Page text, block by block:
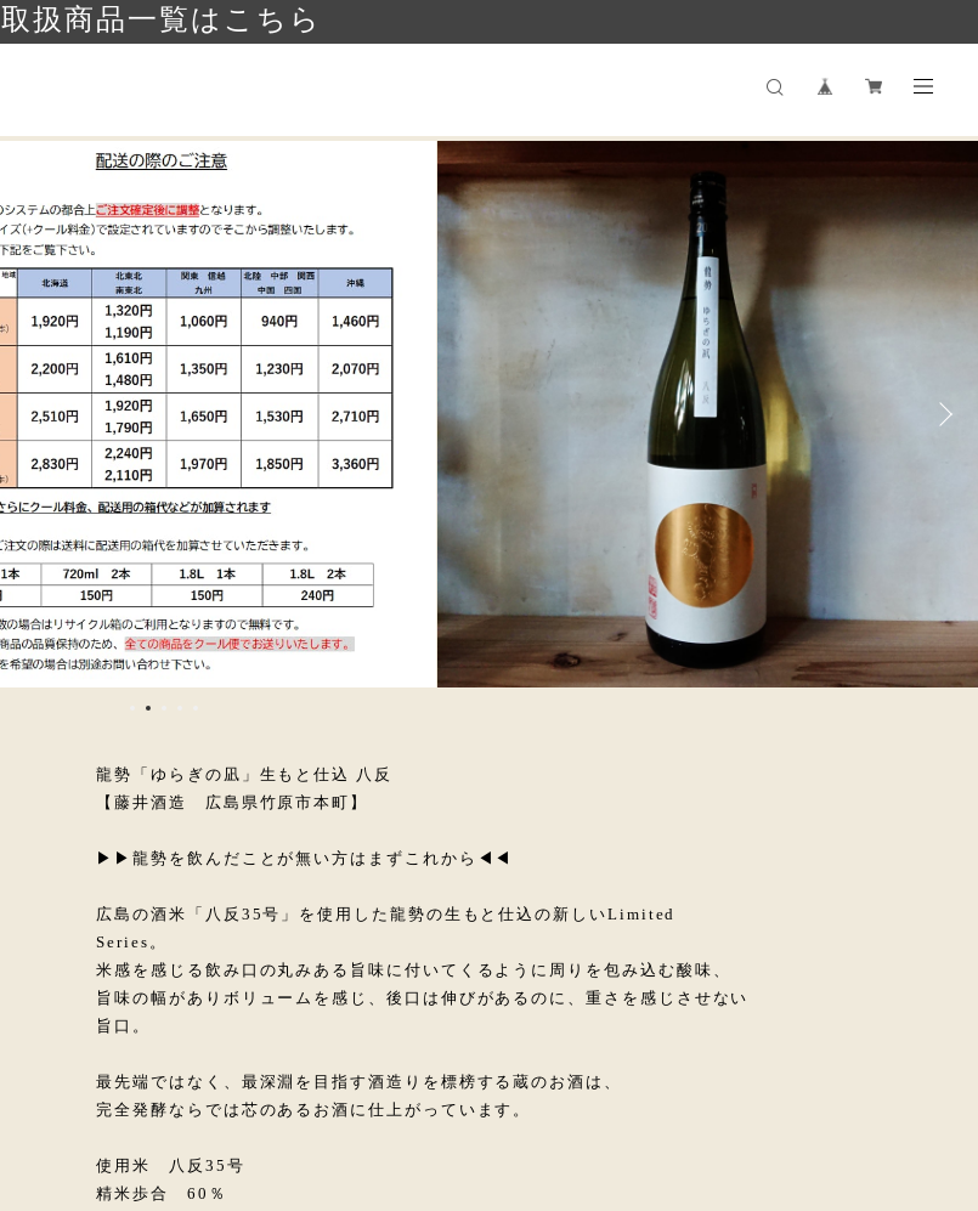
取扱商品一覧はこちら
龍勢「ゆらぎの凪」生もと仕込 八反
【藤井酒造 広島県竹原市本町】
▶▶龍勢を飲んだことが無い方はまずこれから◀◀
広島の酒米「八反35号」を使用した龍勢の生もと仕込の新しいLimited
Series。
米感を感じる飲み口の丸みある旨味に付いてくるように周りを包み込む酸味、
旨味の幅がありボリュームを感じ、後口は伸びがあるのに、重さを感じさせない
旨口。
最先端ではなく、最深淵を目指す酒造りを標榜する蔵のお酒は、
完全発酵ならでは芯のあるお酒に仕上がっています。
使用米 八反35号
精米歩合 60％